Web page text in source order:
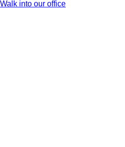
Walk into our office